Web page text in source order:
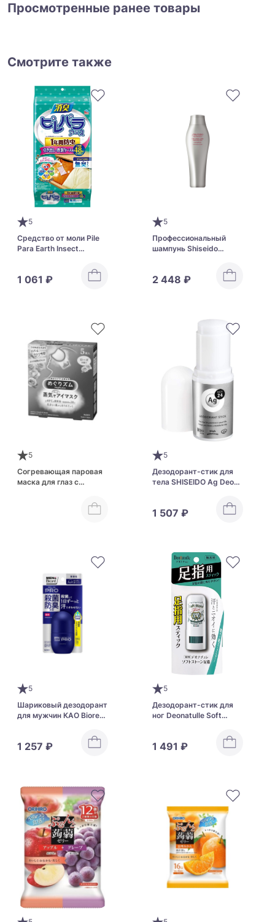
Просмотренные ранее товары
Смотрите также
5
Средство от моли Pile
Para Earth Insect
1 061 ₽
5
Профессиональный
шампунь Shiseido
для редеющих волос
2 448 ₽
5
Согревающая паровая
маска для глаз с
5
Дезодорант-стик для
тела SHISEIDO Ag Deo
1 507 ₽
5
Шариковый дезодорант
для мужчин КАО Biore
1 257 ₽
5
Дезодорант-стик для
ног Deonatulle Soft
1 491 ₽